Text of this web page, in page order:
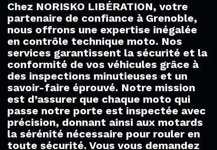
Chez NORISKO LIBÉRATION, votre
partenaire de confiance à Grenoble,
nous offrons une expertise inégalée
en contrôle technique moto. Nos
services garantissent la sécurité et la
conformité de vos véhicules grâce à
des inspections minutieuses et un
savoir-faire éprouvé. Notre mission
est d’assurer que chaque moto qui
passe notre porte est inspectée avec
précision, donnant ainsi aux motards
la sérénité nécessaire pour rouler en
toute sécurité. Vous vous demandez